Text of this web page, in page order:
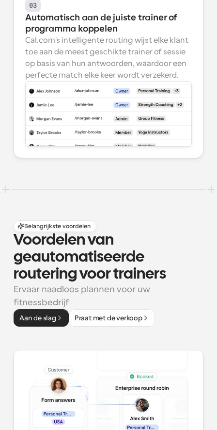
03
Automatisch aan de juiste trainer of
programma koppelen
Cal.com's intelligente routing wijst elke klant
toe aan de meest geschikte trainer of sessie
op basis van hun antwoorden, waardoor een
perfecte match elke keer wordt verzekerd.
Belangrijkste voordelen
Voordelen van
geautomatiseerde
routering voor trainers
Ervaar naadloos plannen voor uw
fitnessbedrijf
Aan de slag Praat met de verkoop